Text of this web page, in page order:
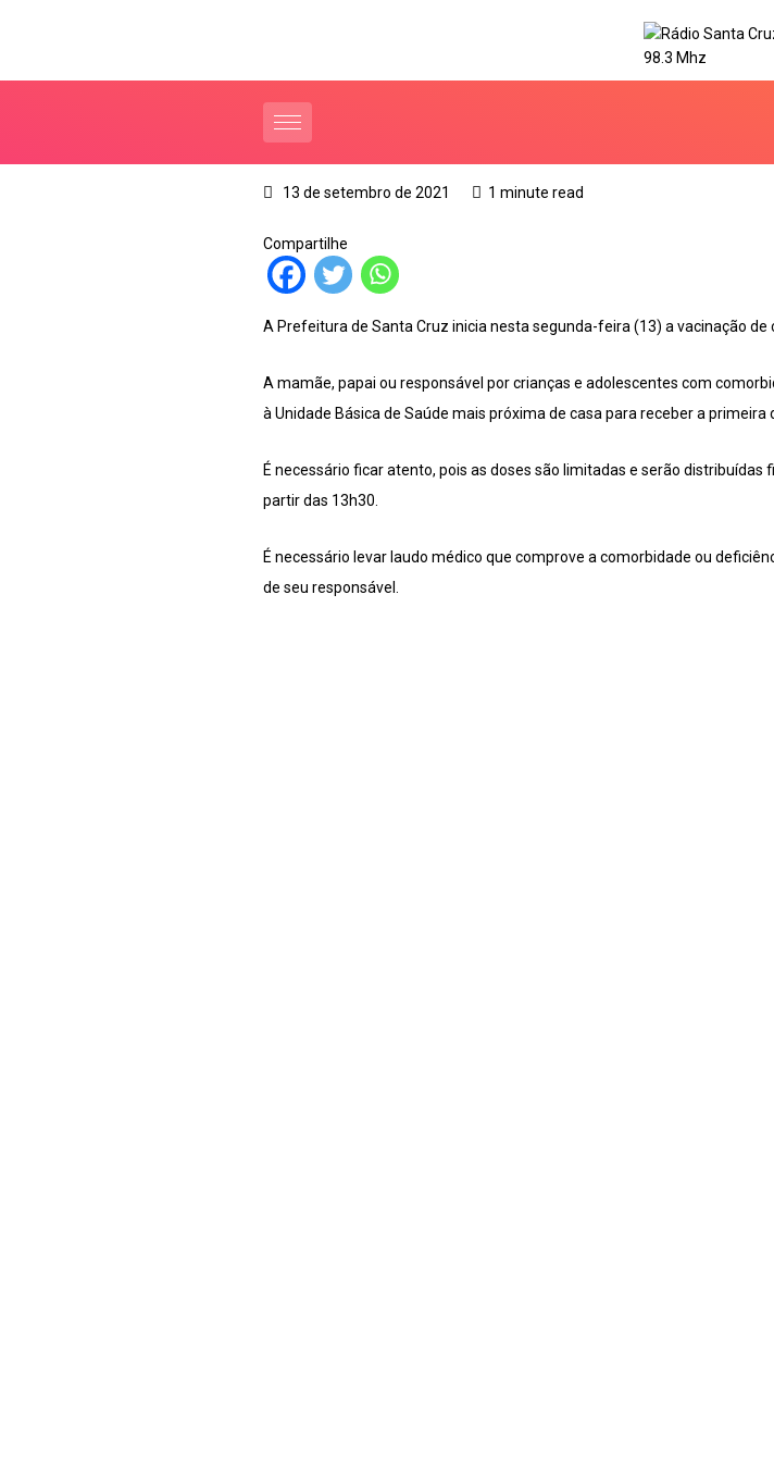
13 de setembro de 2021 1 minute read
Compartilhe
A Prefeitura de Santa Cruz inicia nesta segunda-feira (13) a vacinação de
A mamãe, papai ou responsável por crianças e adolescentes com
à Unidade Básica de Saúde mais próxima de casa para receber a primeira
É necessário ficar atento, pois as doses são limitadas e serão
partir das 13h30.
É necessário levar laudo médico que comprove a comorbidade ou
de seu responsável.